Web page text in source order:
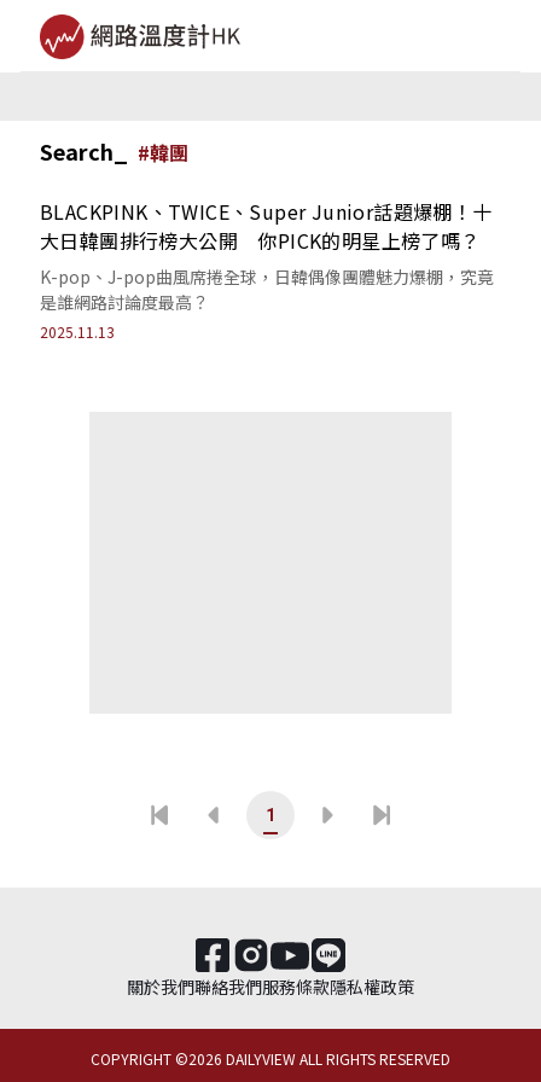
Search_ #韓團
BLACKPINK、TWICE、Super Junior話題爆棚！十
大日韓團排行榜大公開 你PICK的明星上榜了嗎？
K-pop、J-pop曲風席捲全球，日韓偶像團體魅力爆棚，究竟
是誰網路討論度最高？
2025.11.13
1
關於我們聯絡我們服務條款隱私權政策
COPYRIGHT ©2026 DAILYVIEW ALL RIGHTS RESERVED